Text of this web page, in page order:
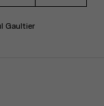
Gaultier